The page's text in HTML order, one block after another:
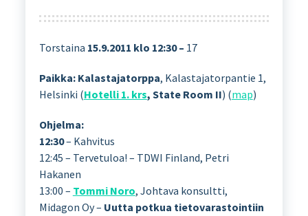
Torstaina 15.9.2011 klo 12:30 – 17
Paikka: Kalastajatorppa, Kalastajatorpantie 1,
Helsinki (Hotelli 1. krs, State Room II) (map)
Ohjelma:
12:30– Kahvitus
12:45 – Tervetuloa! – TDWI Finland, Petri
Hakanen
13:00 – Tommi Noro, Johtava konsultti,
Midagon Oy – Uutta potkua tietovarastointiin